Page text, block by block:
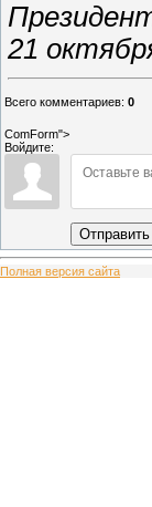
21
Всего комментариев: 0
ComForm">
Войдите:
Отправить
Полная версия сайта